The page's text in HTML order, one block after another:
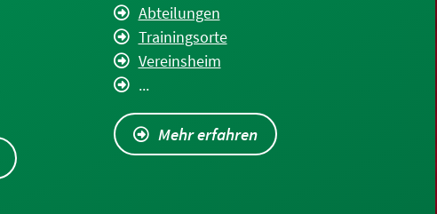
Abteilungen
Trainingsorte
Vereinsheim
...
Mehr erfahren